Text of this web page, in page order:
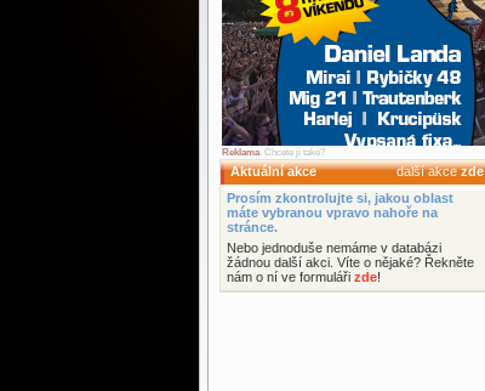
Reklama. Chcete ji také?
Aktuální akce další akcezde
Prosím zkontrolujte si, jakou oblast
máte vybranou vpravo nahoře na
stránce.
Nebo jednoduše nemáme v databázi
žádnou další akci. Víte o nějaké? Řekněte
nám o ní ve formuláři zde!